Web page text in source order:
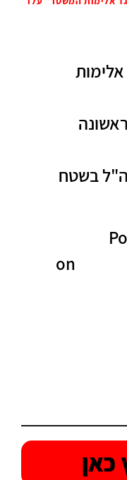
בשטח
on
כאן